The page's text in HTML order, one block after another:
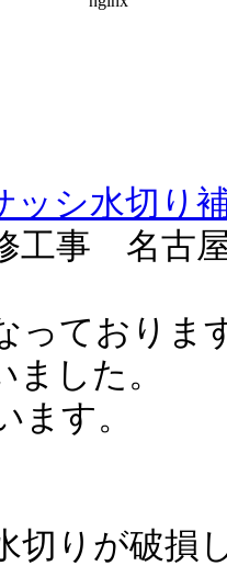
シ水切り
工事 名古
っておりま
ました。
ます。
切りが破損